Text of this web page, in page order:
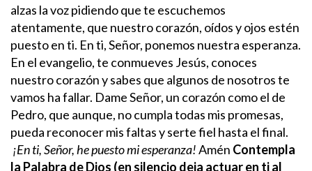
alzas la voz pidiendo que te escuchemos
atentamente, que nuestro corazón, oídos y ojos estén
puesto en ti. En ti, Señor, ponemos nuestra esperanza.
En el evangelio, te conmueves Jesús, conoces
nuestro corazón y sabes que algunos de nosotros te
vamos ha fallar. Dame Señor, un corazón como el de
Pedro, que aunque, no cumpla todas mis promesas,
pueda reconocer mis faltas y serte fiel hasta el final.
¡En ti, Señor, he puesto mi esperanza!Amén Contempla
la Palabra de Dios (en silencio deja actuar en ti al